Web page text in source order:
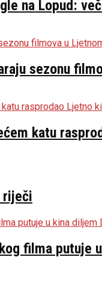
na Lopud:
sezonu
katu
riječi
filma putuje